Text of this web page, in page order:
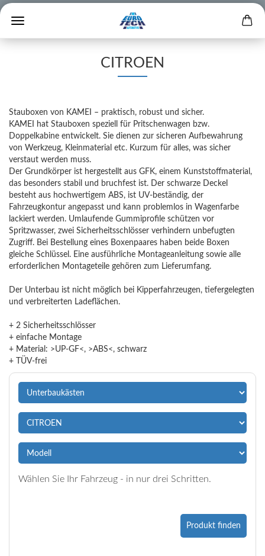
CITROEN
Stauboxen von KAMEI – praktisch, robust und sicher.
KAMEI hat Stauboxen speziell für Pritschenwagen bzw.
Doppelkabine entwickelt. Sie dienen zur sicheren Aufbewahrung
von Werkzeug, Kleinmaterial etc. Kurzum für alles, was sicher
verstaut werden muss.
Der Grundkörper ist hergestellt aus GFK, einem Kunststoffmaterial,
das besonders stabil und bruchfest ist. Der schwarze Deckel
besteht aus hochwertigem ABS, ist UV-beständig, der
Fahrzeugkontur angepasst und kann problemlos in Wagenfarbe
lackiert werden. Umlaufende Gummiprofile schützen vor
Spritzwasser, zwei Sicherheitsschlösser verhindern unbefugten
Zugriff. Bei Bestellung eines Boxenpaares haben beide Boxen
gleiche Schlüssel. Eine ausführliche Montageanleitung sowie alle
erforderlichen Montageteile gehören zum Lieferumfang.
Der Unterbau ist nicht möglich bei Kipperfahrzeugen, tiefergelegten
und verbreiterten Ladeflächen.
+ 2 Sicherheitsschlösser
+ einfache Montage
+ Material: >UP-GF<, >ABS<, schwarz
+ TÜV-frei
Wählen Sie Ihr Fahrzeug - in nur drei Schritten.
Produkt finden